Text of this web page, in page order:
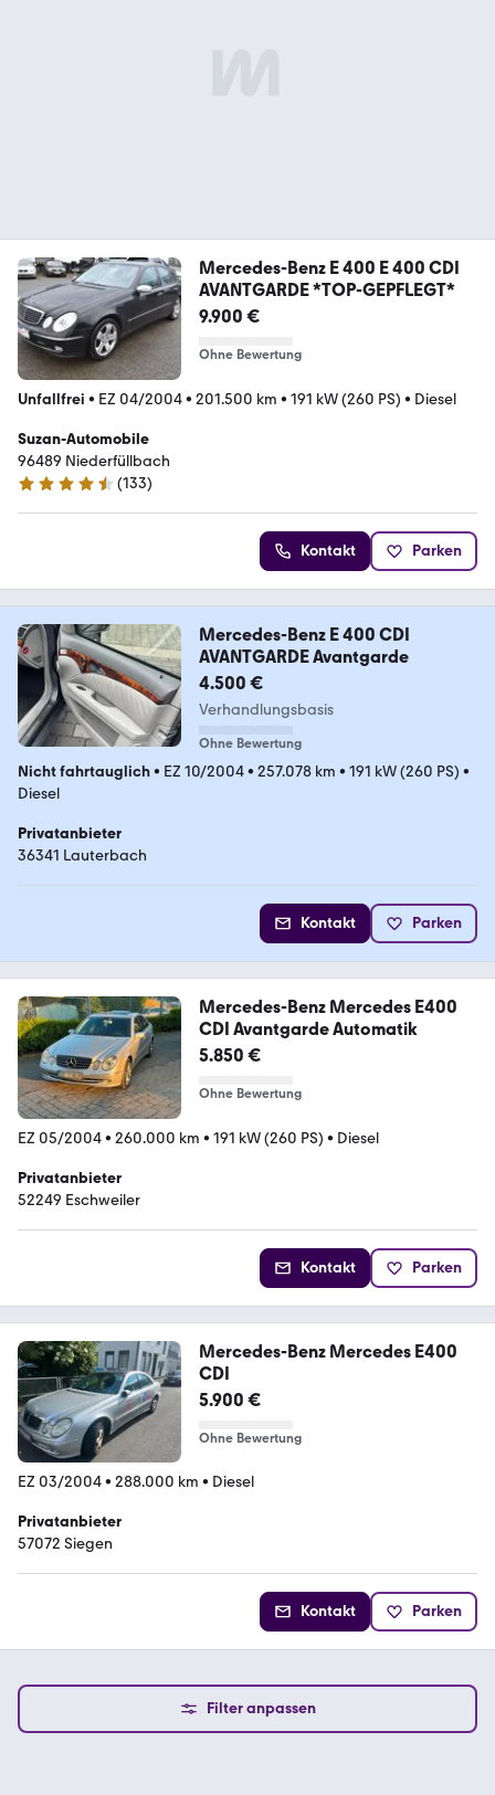
Mercedes-Benz E 400 E 400 CDI
AVANTGARDE *TOP-GEPFLEGT*
9.900 €
Ohne Bewertung
Unfallfrei • EZ 04/2004• 201.500 km • 191 kW (260 PS) • Diesel
Suzan-Automobile
96489 Niederfüllbach
4.3 Sterne
(133)
Kontakt Parken
Mercedes-Benz E 400 CDI
AVANTGARDE Avantgarde
4.500 €
Verhandlungsbasis
Ohne Bewertung
Nicht fahrtauglich• EZ 10/2004• 257.078 km • 191 kW (260 PS) •
Diesel
Privatanbieter
36341 Lauterbach
Kontakt Parken
Mercedes-Benz Mercedes E400
CDI Avantgarde Automatik
5.850 €
Ohne Bewertung
EZ 05/2004• 260.000 km • 191 kW (260 PS) • Diesel
Privatanbieter
52249 Eschweiler
Kontakt Parken
Mercedes-Benz Mercedes E400
CDI
5.900 €
Ohne Bewertung
EZ 03/2004• 288.000 km • Diesel
Privatanbieter
57072 Siegen
Kontakt Parken
Filter anpassen